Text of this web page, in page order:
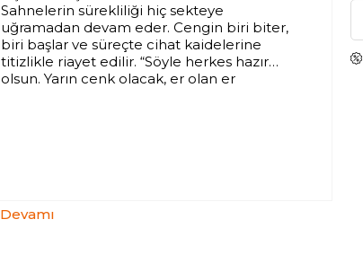
Sahnelerin sürekliliği hiç sekteye
uğramadan devam eder. Cengin biri biter,
biri başlar ve süreçte cihat kaidelerine
titizlikle riayet edilir. “Söyle herkes hazır
olsun. Yarın cenk olacak, er olan er
sayd u sadalar âsumâna peyveste oldu. Er
Devamı